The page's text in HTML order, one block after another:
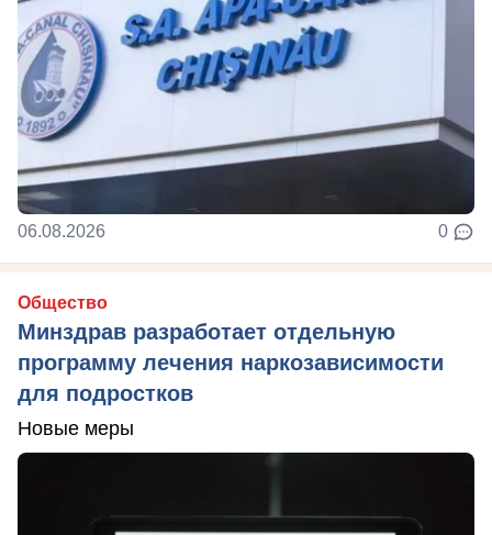
06.08.2026 0
Общество
Минздрав разработает отдельную
программу лечения наркозависимости
для подростков
Новые меры